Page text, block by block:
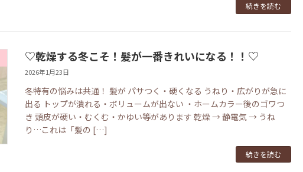
続きを読む
♡乾燥する冬こそ！髪が一番きれいになる！！♡
2026年1月23日
冬特有の悩みは共通！ 髪が パサつく・硬くなる うねり・広がりが急に
出る トップが潰れる・ボリュームが出ない ・ホームカラー後のゴワつ
き 頭皮が硬い・むくむ・かゆい等があります 乾燥 → 静電気 → うね
り…これは「髪の […]
続きを読む